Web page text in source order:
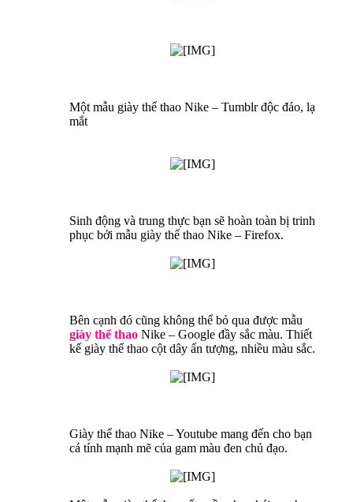
Một mẫu giày thể thao Nike – Tumblr độc đáo, lạ
mắt
Sinh động và trung thực bạn sẽ hoàn toàn bị trinh
phục bởi mẫu giày thể thao Nike – Firefox.
Bên cạnh đó cũng không thể bỏ qua được mẫu
giày thể thao Nike – Google đầy sắc màu. Thiết
kế giày thể thao cột dây ấn tượng, nhiều màu sắc.
Giày thể thao Nike – Youtube mang đến cho bạn
cá tính mạnh mẽ của gam màu đen chủ đạo.